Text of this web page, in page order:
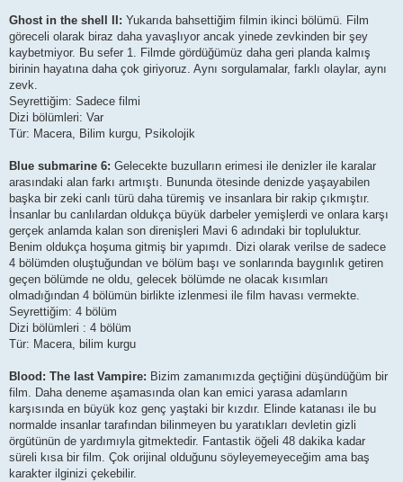
Ghost in the shell II: Yukarıda bahsettiğim filmin ikinci bölümü. Film
göreceli olarak biraz daha yavaşlıyor ancak yinede zevkinden bir şey
kaybetmiyor. Bu sefer 1. Filmde gördüğümüz daha geri planda kalmış
birinin hayatına daha çok giriyoruz. Aynı sorgulamalar, farklı olaylar, aynı
zevk.
Seyrettiğim: Sadece filmi
Dizi bölümleri: Var
Tür: Macera, Bilim kurgu, Psikolojik
Blue submarine 6: Gelecekte buzulların erimesi ile denizler ile karalar
arasındaki alan farkı artmıştı. Bununda ötesinde denizde yaşayabilen
başka bir zeki canlı türü daha türemiş ve insanlara bir rakip çıkmıştır.
İnsanlar bu canlılardan oldukça büyük darbeler yemişlerdi ve onlara karşı
gerçek anlamda kalan son direnişleri Mavi 6 adındaki bir topluluktur.
Benim oldukça hoşuma gitmiş bir yapımdı. Dizi olarak verilse de sadece
4 bölümden oluştuğundan ve bölüm başı ve sonlarında baygınlık getiren
geçen bölümde ne oldu, gelecek bölümde ne olacak kısımları
olmadığından 4 bölümün birlikte izlenmesi ile film havası vermekte.
Seyrettiğim: 4 bölüm
Dizi bölümleri : 4 bölüm
Tür: Macera, bilim kurgu
Blood: The last Vampire: Bizim zamanımızda geçtiğini düşündüğüm bir
film. Daha deneme aşamasında olan kan emici yarasa adamların
karşısında en büyük koz genç yaştaki bir kızdır. Elinde katanası ile bu
normalde insanlar tarafından bilinmeyen bu yaratıkları devletin gizli
örgütünün de yardımıyla gitmektedir. Fantastik öğeli 48 dakika kadar
süreli kısa bir film. Çok orijinal olduğunu söyleyemeyeceğim ama baş
karakter ilginizi çekebilir.